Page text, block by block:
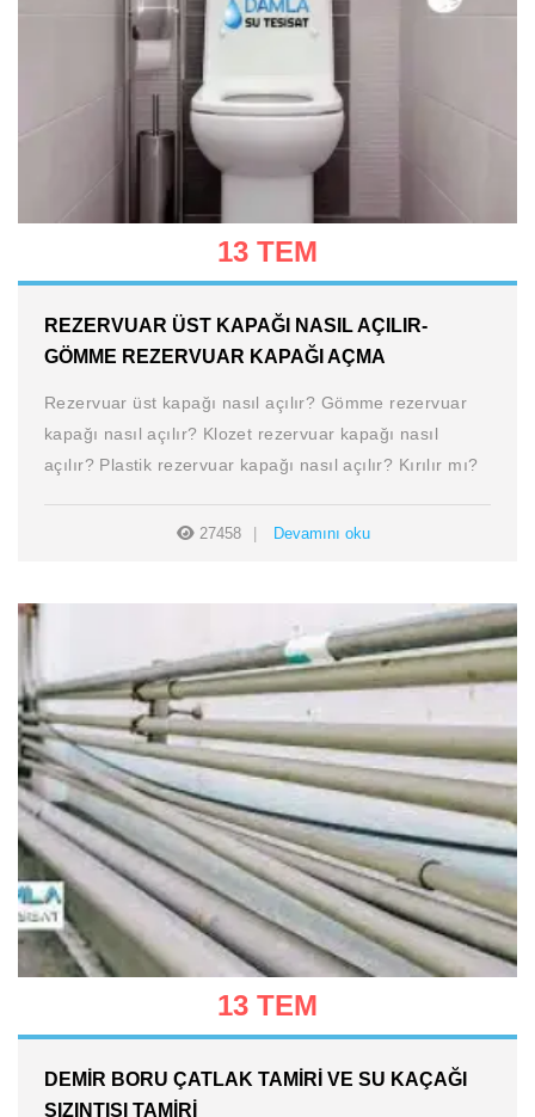
13 TEM
REZERVUAR ÜST KAPAĞI NASIL AÇILIR-
GÖMME REZERVUAR KAPAĞI AÇMA
Rezervuar üst kapağı nasıl açılır? Gömme rezervuar
kapağı nasıl açılır? Klozet rezervuar kapağı nasıl
açılır? Plastik rezervuar kapağı nasıl açılır? Kırılır mı?
27458 Devamını oku
13 TEM
DEMIR BORU ÇATLAK TAMIRI VE SU KAÇAĞI
SIZINTISI TAMIRI